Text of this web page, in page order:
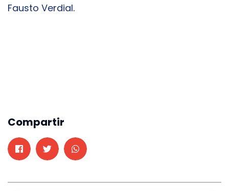
Fausto Verdial.
Compartir